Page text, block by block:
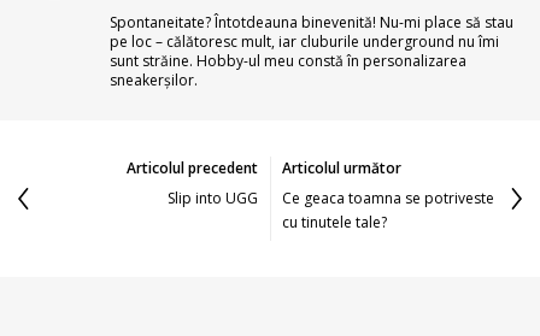
Spontaneitate? Întotdeauna binevenită! Nu-mi place să stau
pe loc – călătoresc mult, iar cluburile underground nu îmi
sunt străine. Hobby-ul meu constă în personalizarea
sneakerșilor.
Articolul precedent
Slip into UGG
Articolul următor
Ce geaca toamna se potriveste
cu tinutele tale?